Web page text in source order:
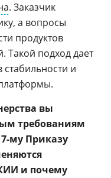
. Заказчик
а вопросы
продуктов
подход дает
и
вы
требованиям
му Приказу
и почему